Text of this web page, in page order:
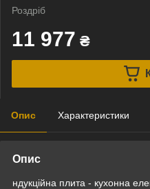
Роздріб
11 977 ₴
Опис Характеристики
Опис
ндукційна плита - кухонна